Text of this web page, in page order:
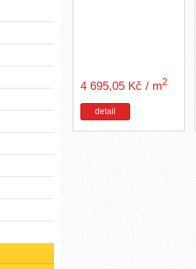
4 695,05 Kč / m2
detail